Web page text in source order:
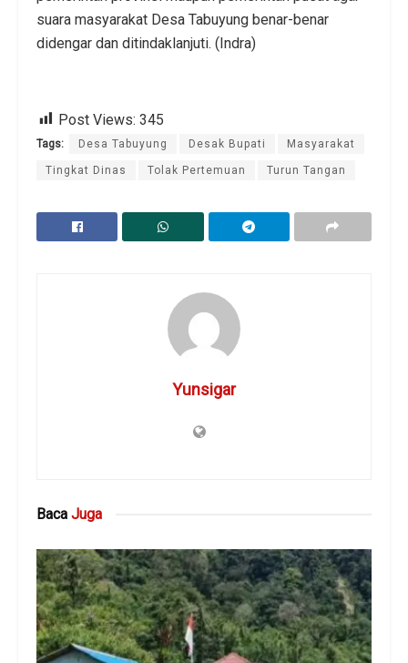
suara masyarakat Desa Tabuyung benar-benar
didengar dan ditindaklanjuti. (Indra)
Post Views: 345
Tags: Desa Tabuyung Desak Bupati Masyarakat
Tingkat Dinas Tolak Pertemuan Turun Tangan
Yunsigar
Baca Juga